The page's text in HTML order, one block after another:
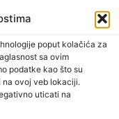
poput kolačića za
sa ovim
podatke kao što su
ovoj veb lokaciji.
uticati na